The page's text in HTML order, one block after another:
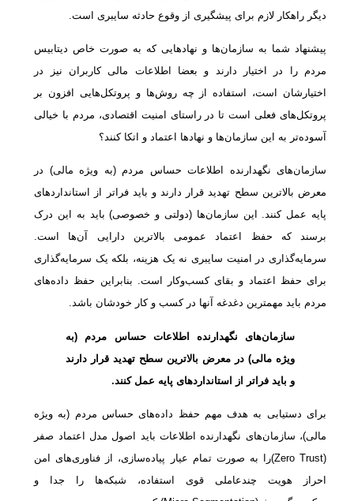
دیگر راهکار لازم برای پیشگیری از وقوع حادثه سایبری است.
پیشنهاد شما به سازمان‌ها و نهادهایی که به صورت خاص دیتابیس
مردم را در اختیار دارند و بعضا اطلاعات مالی کاربران نیز در
اختیارشان است، استفاده از چه روش‌ها و پروتکل‌هایی افزون بر
پروتکل‌های فعلی است تا در راستای امنیت اقتصادی، مردم با خیالی
آسوده‌تر به این سازمان‌ها و نهادها اعتماد و اتکا کنند؟
سازمان‌های نگهدارنده اطلاعات حساس مردم (به ویژه مالی) در
معرض بالاترین سطح تهدید قرار دارند و باید فراتر از استانداردهای
پایه عمل کنند. این سازمان‌ها (دولتی و خصوصی) باید به این درک
برسند که حفظ اعتماد عمومی بالاترین دارایی آن‌ها است.
سرمایه‌گذاری در امنیت سایبری نه یک هزینه، بلکه یک سرمایه‌گذاری
برای حفظ اعتماد و بقای کسب‌وکار است. بنابراین حفظ داده‌های
مردم باید مهمترین دغدغه آنها در کسب و کار خودشان باشد.
سازمان‌های نگهدارنده اطلاعات حساس مردم (به
ویژه مالی) در معرض بالاترین سطح تهدید قرار دارند
و باید فراتر از استانداردهای پایه عمل کنند.
برای دستیابی به هدف مهم حفظ داده‌های حساس مردم (به ویژه
مالی)، سازمان‌های نگهدارنده اطلاعات باید اصول مدل اعتماد صفر
(Zero Trust)را به صورت تمام عیار پیاده‌سازی، از فناوری‌های امن
احراز هویت چندعاملی قوی استفاده، شبکه‌ها را جدا و